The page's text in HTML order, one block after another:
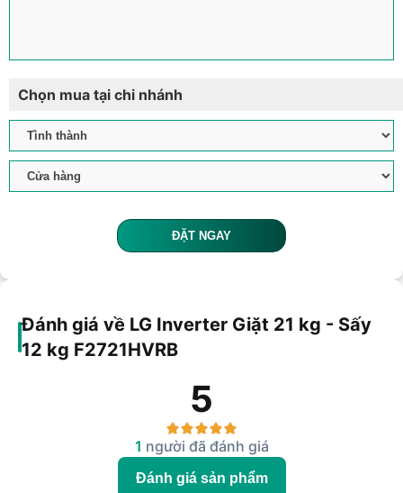
Chọn mua tại chi nhánh
ĐẶT NGAY
Đánh giá về LG Inverter Giặt 21 kg - Sấy
12 kg F2721HVRB
5
1 người đã đánh giá
Đánh giá sản phẩm